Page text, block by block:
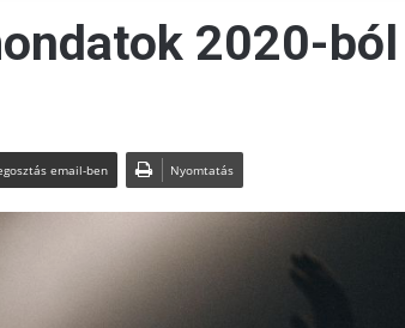
2020-ból
email-ben Nyomtatás